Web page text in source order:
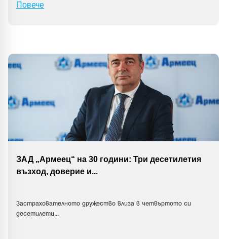
Повече
ЗАД „Армеец“ на 30 години: Три десетилетия
възход, доверие и...
Застрахователното дружество влиза в четвъртото си
десетилети...